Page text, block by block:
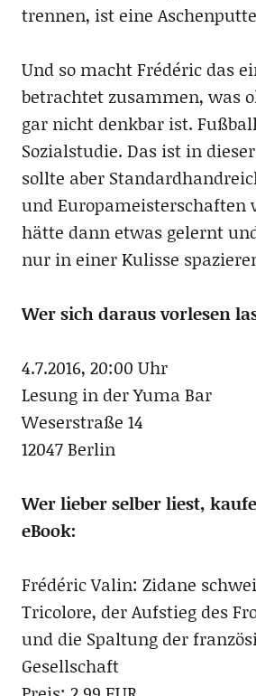
trennen, ist eine
Und so macht Frédéric das
betrachtet zusammen, was
gar nicht denkbar ist.
Sozialstudie. Das ist in
sollte aber
und Europameisterschaften
hätte dann etwas gelernt
nur in einer Kulisse
Wer sich daraus vorlesen
4.7.2016, 20:00 Uhr
Lesung in der Yuma Bar
Weserstraße 14
12047 Berlin
Wer lieber selber liest,
eBook:
Frédéric Valin: Zidane
Tricolore, der Aufstieg des
und die Spaltung der
Gesellschaft